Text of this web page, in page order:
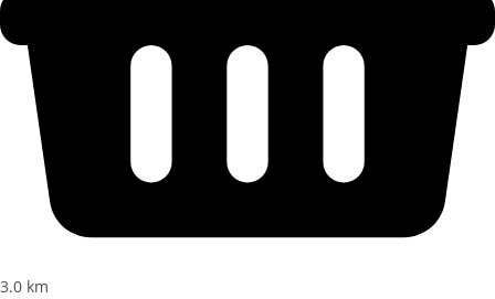
3.0 km